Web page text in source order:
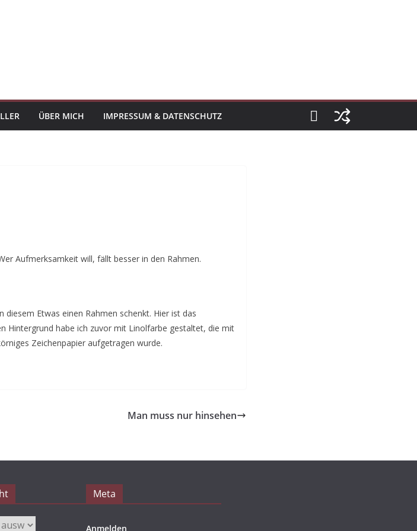
ÜBER MICH IMPRESSUM & DATENSCHUTZ
Aufmerksamkeit will, fällt besser in den Rahmen.
Etwas einen Rahmen schenkt. Hier ist das
Hintergrund habe ich zuvor mit Linolfarbe gestaltet, die mit
Zeichenpapier aufgetragen wurde.
Man muss nur hinsehen
Meta
Anmelden